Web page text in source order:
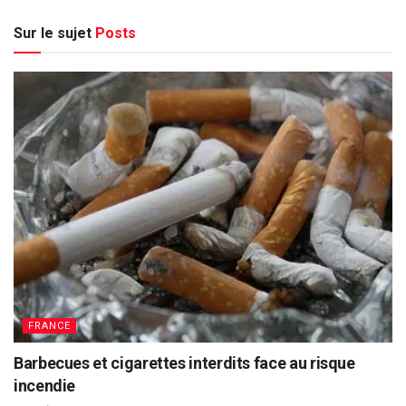
Sur le sujet Posts
FRANCE
Barbecues et cigarettes interdits face au risque
incendie